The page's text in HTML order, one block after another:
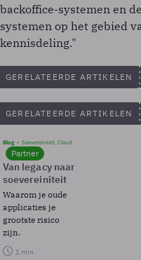
backoffice-systemen en
systemen op het gebied
kennisdeling."
GERELATEERDE ARTIKELEN
GERELATEERDE ARTIKELEN
Blog Soevereinteit, Cloud
Partner
Van legacy naar
soevereiniteit
Waarom je oude
applicaties je
grootste risico
zijn.
1 min